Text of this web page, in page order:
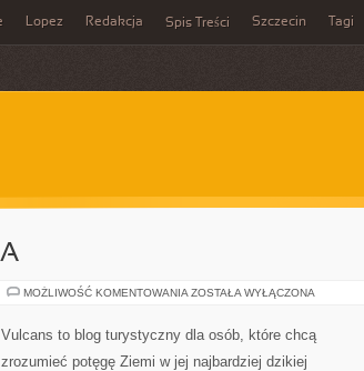
Lopez Redakcja Spis Treści Szczecin Tagi
MOŻLIWOŚĆ KOMENTOWANIA BAGNA
ZOSTAŁA WYŁĄCZONA
Vulcans to blog turystyczny dla osób, które chcą
zrozumieć potęgę Ziemi w jej najbardziej dzikiej